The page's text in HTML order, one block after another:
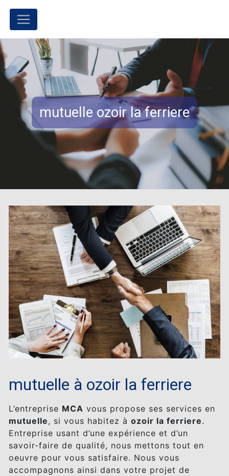
Panneau de gestion des cookies
mutuelle ozoir la ferriere
mutuelle à ozoir la ferriere
L’entreprise MCA vous propose ses services en
mutuelle, si vous habitez à ozoir la ferriere.
Entreprise usant d’une expérience et d’un
savoir-faire de qualité, nous mettons tout en
oeuvre pour vous satisfaire. Nous vous
accompagnons ainsi dans votre projet de